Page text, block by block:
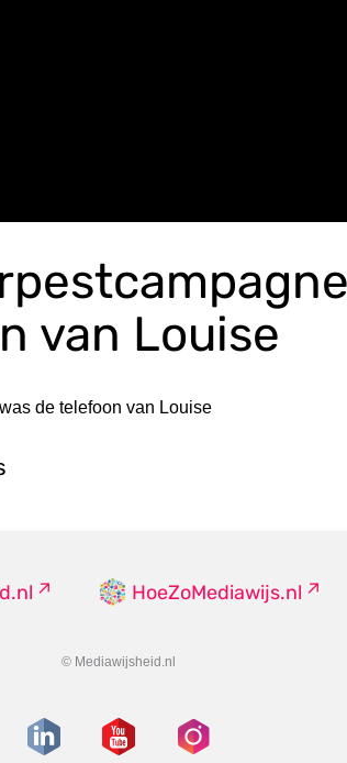
van Louise
de telefoon van Louise
HoeZoMediawijs.nl
© Mediawijsheid.nl